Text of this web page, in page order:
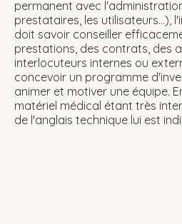
permanent avec
prestataires, les utilisateurs...),
doit savoir conseiller
prestations, des contrats, des
interlocuteurs internes ou
concevoir un programme
animer et motiver une équipe.
matériel médical étant très
de l'anglais technique lui est